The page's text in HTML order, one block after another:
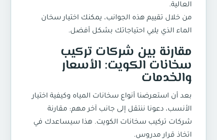
العالية.
من خلال تقييم هذه الجوانب، يمكنك اختيار سخان
الماء الذي يلبي احتياجاتك بشكل أفضل.
مقارنة بين شركات تركيب
سخانات الكويت: الأسعار
والخدمات
بعد أن استعرضنا أنواع سخانات المياه وكيفية اختيار
الأنسب، دعونا ننتقل إلى جانب آخر مهم: مقارنة
شركات تركيب سخانات الكويت. هذا سيساعدك في
اتخاذ قرار مدروس.